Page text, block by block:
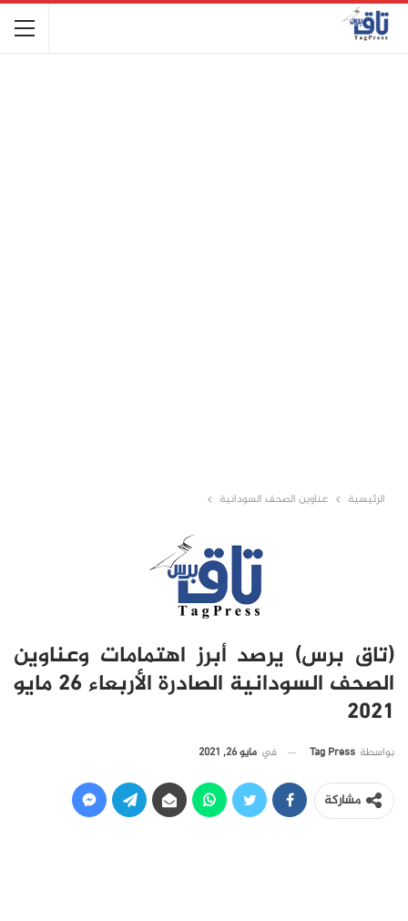
الرئيسية عناوين الصحف السودانية
(تاق برس) يرصد أبرز اهتمامات وعناوين
الصحف السودانية الصادرة الأربعاء 26 مايو
2021
بواسطة Tag Press في مايو 26, 2021
مشاركة